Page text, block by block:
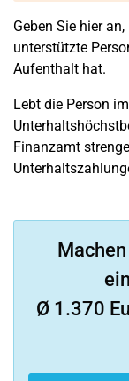
Geben Sie hier
unterstützte
Aufenthalt hat.
Lebt die Person
Finanzamt
Ø 1.370